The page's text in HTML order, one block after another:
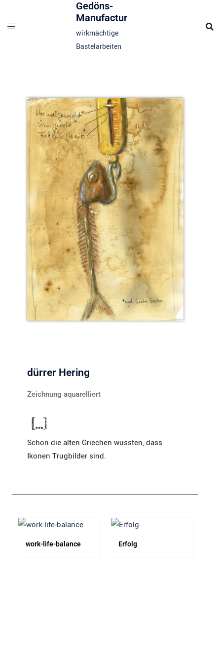
Gedöns-
Manufactur
wirkmächtige
Bastelarbeiten
dürrer Hering
Zeichnung aquarelliert
Schon die alten Griechen wussten, dass
Ikonen Trugbilder sind.
work-life-balance Erfolg